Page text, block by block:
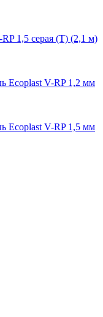
1,5 серая (Т) (2,1 м)
Ecoplast V-RP 1,2 мм
Ecoplast V-RP 1,5 мм